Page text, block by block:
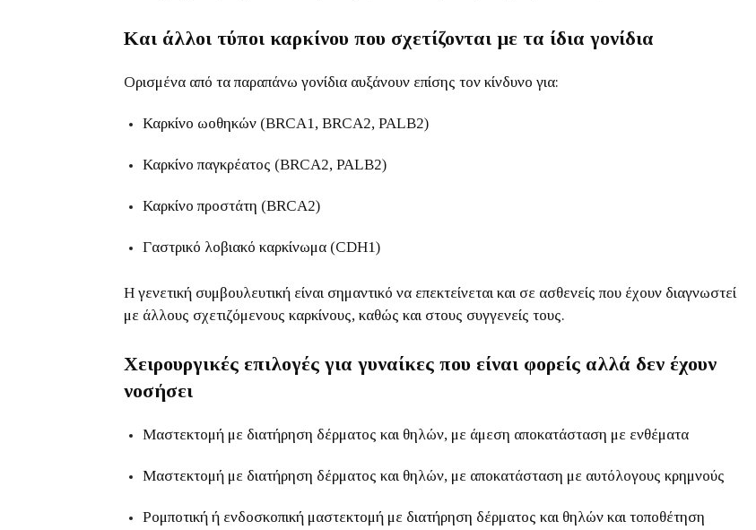
Και άλλοι τύποι καρκίνου που σχετίζονται με τα ίδια γονίδια
Ορισμένα από τα παραπάνω γονίδια αυξάνουν επίσης τον κίνδυνο για:
Καρκίνο ωοθηκών (BRCA1, BRCA2, PALB2)
Καρκίνο παγκρέατος (BRCA2, PALB2)
Καρκίνο προστάτη (BRCA2)
Γαστρικό λοβιακό καρκίνωμα (CDH1)
Η γενετική συμβουλευτική είναι σημαντικό να επεκτείνεται και σε ασθενείς που έχουν διαγνωστεί
με άλλους σχετιζόμενους καρκίνους, καθώς και στους συγγενείς τους.
Χειρουργικές επιλογές για γυναίκες που είναι φορείς αλλά δεν έχουν
νοσήσει
Μαστεκτομή με διατήρηση δέρματος και θηλών, με άμεση αποκατάσταση με ενθέματα
Μαστεκτομή με διατήρηση δέρματος και θηλών, με αποκατάσταση με αυτόλογους κρημνούς
Ρομποτική ή ενδοσκοπική μαστεκτομή με διατήρηση δέρματος και θηλών και τοποθέτηση